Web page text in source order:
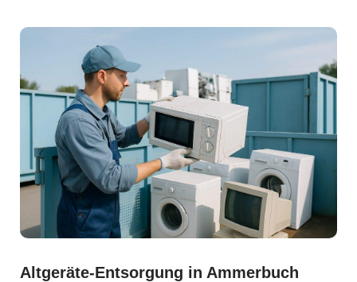
Altgeräte-Entsorgung in Ammerbuch